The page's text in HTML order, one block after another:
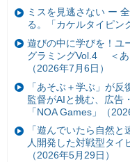
ミスを見逃さない ー
る。「カケルタイピン
遊びの中に学びを！ユ
グラミングVol.4 ＜あ
（2026年7月6日）
「あそぶ＋学ぶ」が
監督がAIと挑む、広告
「NOA Games」（
「遊んでいたら自然
人開発した対戦型タイ
（2026年5月29日）